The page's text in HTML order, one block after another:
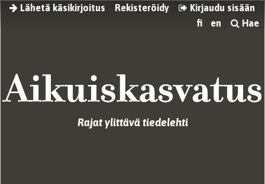
Lähetä käsikirjoitus Rekisteröidy
Kirjaudu sisään
fi
en Hae
Rajat ylittävä tiedelehti